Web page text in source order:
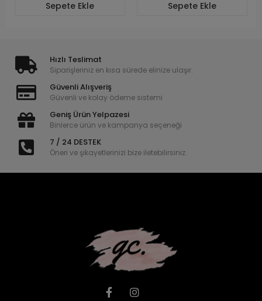
Sepete Ekle Sepete Ekle
Hızlı Teslimat
Siparişleriniz en kısa sürede elinize ulaşır.
Güvenli Alışveriş
Güvenli ve kolay ödeme sistemi
Geniş Ürün Yelpazesi
Binlerce ürün ve kampanya seçeneği
7 / 24 DESTEK
Öneri ve şikayetlerinizi bize iletebilirsiniz.